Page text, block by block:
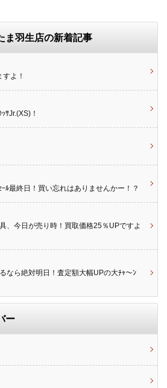
ま羽生店の新着記事
よ！
ｻJr.(XS)！
ｰﾙ最終日！買い忘れはありませんかー！？
、今日が売り時！買取価格25％UPですよ
なら絶対明日！査定額大幅UPの大ﾁｬ～ﾝ
ー